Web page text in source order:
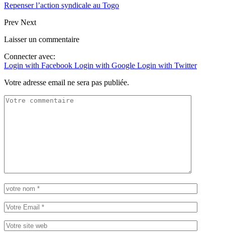
Repenser l’action syndicale au Togo
Prev Next
Laisser un commentaire
Connecter avec:
Login with Facebook Login with Google Login with Twitter
Votre adresse email ne sera pas publiée.